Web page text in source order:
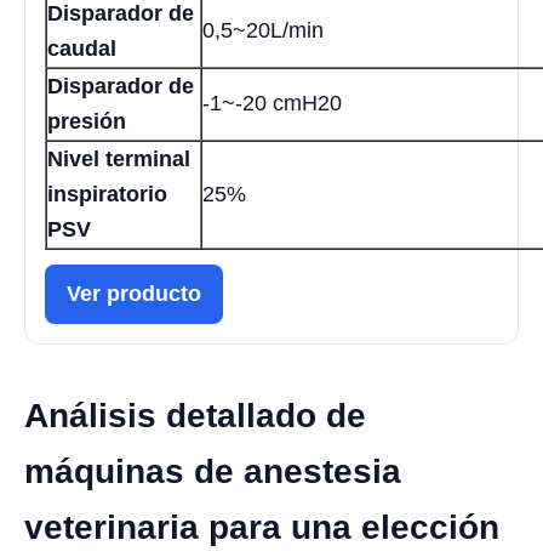
Disparador de
caudal
0,5~20L/min
Disparador de
presión
-1~-20 cmH20
Nivel terminal
inspiratorio
PSV
25%
Ver producto
Análisis detallado de
máquinas de anestesia
veterinaria para una elección